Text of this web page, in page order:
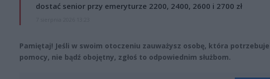
dostać senior przy emeryturze 2200, 2400, 2600 i 2700 zł
Pamiętaj! Jeśli w swoim otoczeniu zauważysz osobę, która potrzebuje
pomocy, nie bądź obojętny, zgłoś to odpowiednim służbom.